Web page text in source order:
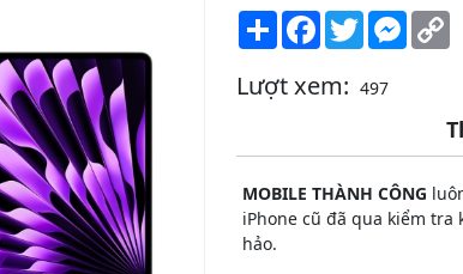
Share Facebook
Twitter
Lượt xem: 497
MOBILE THÀNH CÔNG
iPhone cũ đã qua kiểm
hảo.